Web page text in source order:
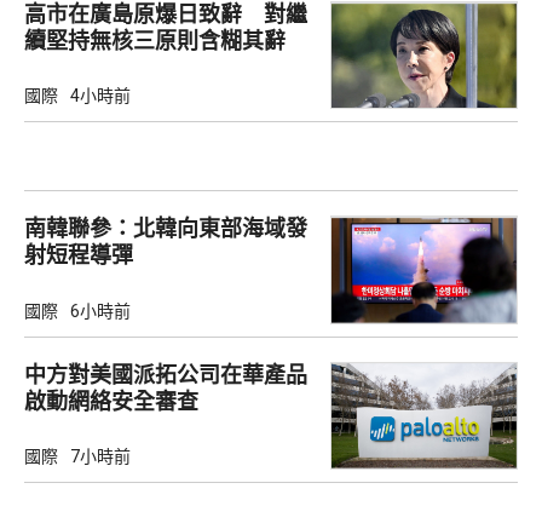
高市在廣島原爆日致辭 對繼
續堅持無核三原則含糊其辭
國際 4小時前
南韓聯參：北韓向東部海域發
射短程導彈
國際 6小時前
中方對美國派拓公司在華產品
啟動網絡安全審查
國際 7小時前